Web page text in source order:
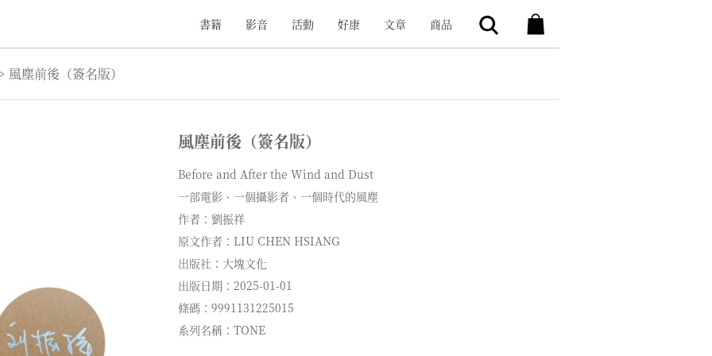
書籍 影音 活動 好康 文章 商品
風塵前後（簽名版）
風塵前後（簽名版）
Before and After the Wind and Dust
一部電影、一個攝影者、一個時代的風塵
作者：劉振祥
原文作者：LIU CHEN HSIANG
出版社：大塊文化
出版日期：2025-01-01
條碼：9991131225015
系列名稱：TONE